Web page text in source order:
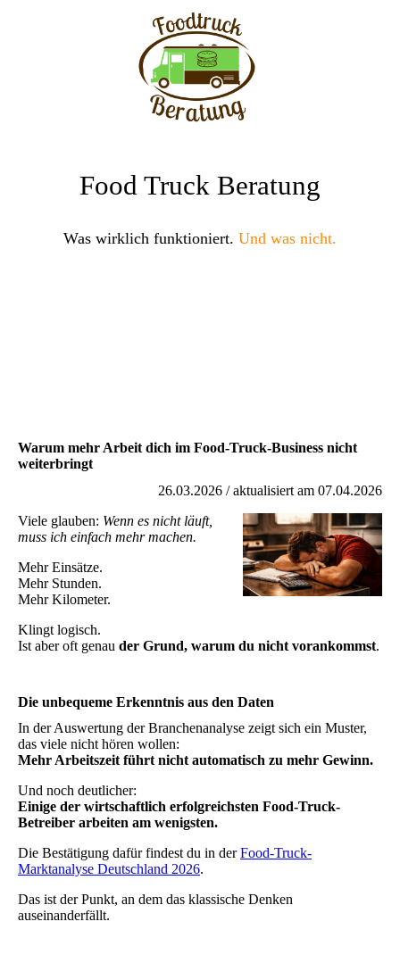
Food Truck Beratung
Was wirklich funktioniert. Und was nicht.
Warum mehr Arbeit dich im Food-Truck-Business nicht
weiterbringt
26.03.2026 / aktualisiert am 07.04.2026
Viele glauben: Wenn es nicht läuft,
muss ich einfach mehr machen.
Mehr Einsätze.
Mehr Stunden.
Mehr Kilometer.
Klingt logisch.
Ist aber oft genau der Grund, warum du nicht vorankommst.
Die unbequeme Erkenntnis aus den Daten
In der Auswertung der Branchenanalyse zeigt sich ein Muster,
das viele nicht hören wollen:
Mehr Arbeitszeit führt nicht automatisch zu mehr Gewinn.
Und noch deutlicher:
Einige der wirtschaftlich erfolgreichsten Food-Truck-
Betreiber arbeiten am wenigsten.
Die Bestätigung dafür findest du in derFood-Truck-
Marktanalyse Deutschland 2026.
Das ist der Punkt, an dem das klassische Denken
auseinanderfällt.